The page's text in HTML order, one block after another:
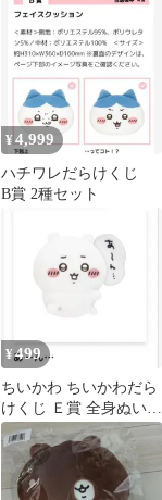
¥4,999
ハチワレだらけくじ
B賞 2種セット
¥499
ちいかわ ちいかわだら
けくじ Ｅ賞 全身ぬいぐ
るみバッジ あーん…④